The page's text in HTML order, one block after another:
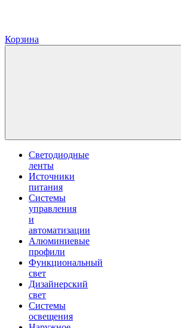
Корзина
Светодиодные
ленты
Источники
питания
Системы
управления
и
автоматизации
Алюминиевые
профили
Функциональный
свет
Дизайнерский
свет
Системы
освещения